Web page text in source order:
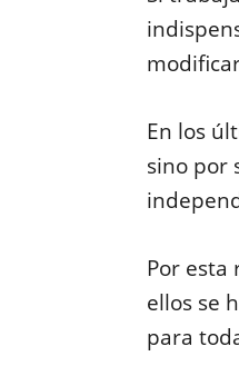
En los
sino por
Por esta
ellos se
para